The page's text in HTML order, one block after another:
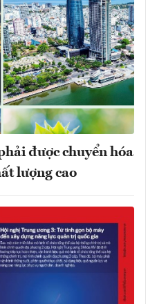
được chuyển hóa
lượng cao